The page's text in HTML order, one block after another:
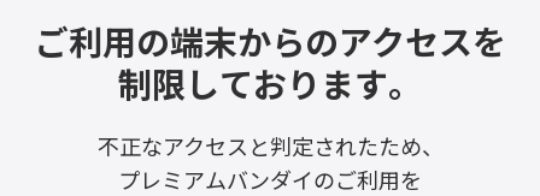
ご利用の端末からのアクセスを
制限しております。
不正なアクセスと判定されたため、
プレミアムバンダイのご利用を